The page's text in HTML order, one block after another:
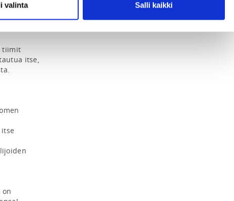
valinta Salli kaikki
tiimit
itse,